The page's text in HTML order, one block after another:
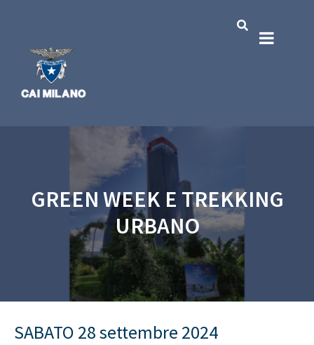
GREEN WEEK E TREKKING
URBANO
SABATO 28 settembre 2024